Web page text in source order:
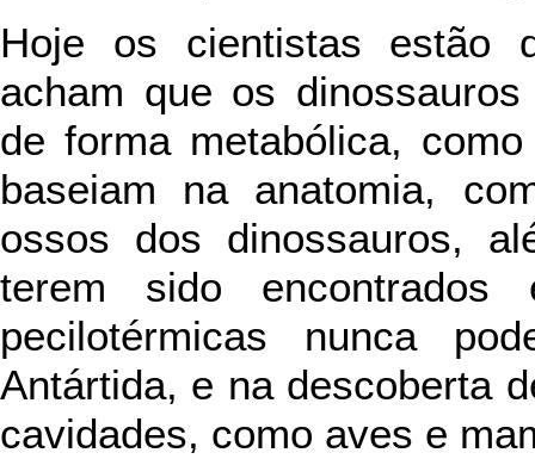
Hoje os cientistas estão
acham que os
de forma metabólica,
baseiam na anatomia,
ossos dos dinossauros,
terem sido
pecilotérmicas nunca
Antártida, e na descoberta
cavidades, como aves e